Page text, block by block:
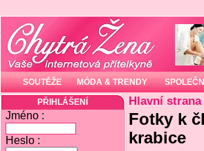
SOUTĚŽE MÓDA & TRENDY
PŘIHLÁŠENÍ
Jméno :
Heslo :
Hlavní strana
Fotky k
krabice